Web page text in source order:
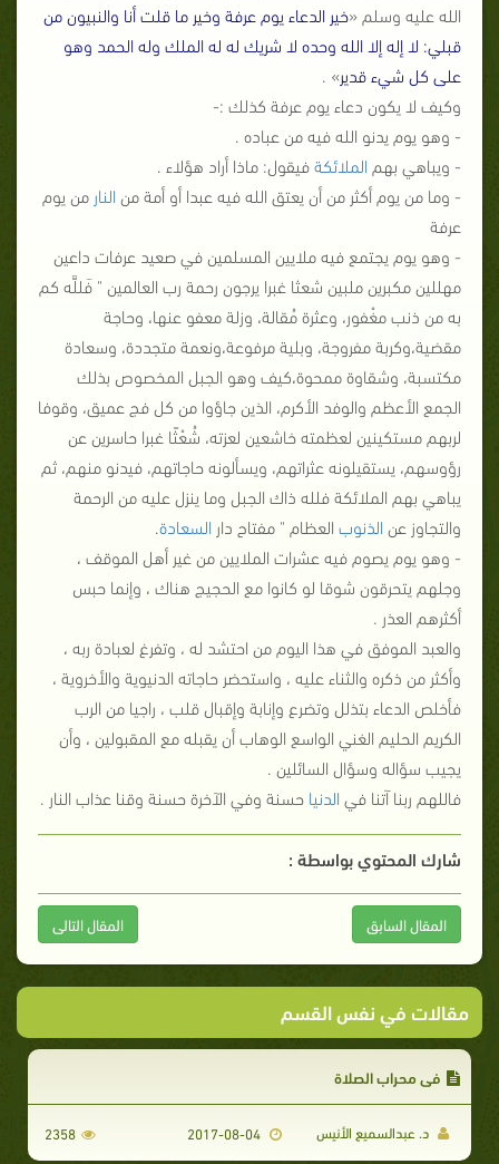
الله عليه وسلم «خير الدعاء يوم عرفة وخير ما قلت أنا والنبيون من
قبلي: لا إله إلا الله وحده لا شريك له له الملك وله الحمد وهو
على كل شيء قدير» .
وكيف لا يكون دعاء يوم عرفة كذلك :-
- وهو يوم يدنو الله فيه من عباده .
- ويباهي بهم الملائكةفيقول: ماذا أراد هؤلاء .
- وما من يوم أكثر من أن يعتق الله فيه عبدا أو أمة من النار من يوم
عرفة
- وهو يوم يجتمع فيه ملايين المسلمين في صعيد عرفات داعين
مهللين مكبرين ملبين شعثا غبرا يرجون رحمة رب العالمين " فَللَّه كم
به من ذنب مغْفور، وعثرة مُقالة، وزلة معفو عنها، وحاجة
مقضية،وكربة مفروجة، وبلية مرفوعة،ونعمة متجددة، وسعادة
مكتسبة، وشقاوة ممحوة،كيف وهو الجبل المخصوص بذلك
الجمع الأعظم والوفد الأكرم، الذين جاؤوا من كل فج عميق، وقوفا
لربهم مستكينين لعظمته خاشعين لعزته، شُعْثًا غبرا حاسرين عن
رؤوسهم، يستقيلونه عثراتهم، ويسألونه حاجاتهم، فيدنو منهم، ثم
يباهي بهم الملائكة فلله ذاك الجبل وما ينزل عليه من الرحمة
والتجاوز عن الذنوب العظام " مفتاح دار السعادة.
- وهو يوم يصوم فيه عشرات الملايين من غير أهل الموقف ،
وجلهم يتحرقون شوقا لو كانوا مع الحجيج هناك ، وإنما حبس
أكثرهم العذر .
والعبد الموفق في هذا اليوم من احتشد له ، وتفرغ لعبادة ربه ،
وأكثر من ذكره والثناء عليه ، واستحضر حاجاته الدنيوية والأخروية ،
فأخلص الدعاء بتذلل وتضرع وإنابة وإقبال قلب ، راجيا من الرب
الكريم الحليم الغني الواسع الوهاب أن يقبله مع المقبولين ، وأن
يجيب سؤاله وسؤال السائلين .
فاللهم ربنا آتنا في الدنيا حسنة وفي الآخرة حسنة وقنا عذاب النار .
شارك المحتوي بواسطة :
المقال السابق المقال التالى
مقالات في نفس القسم
في محراب الصلاة
د. عبدالسميع الأنيس 2358